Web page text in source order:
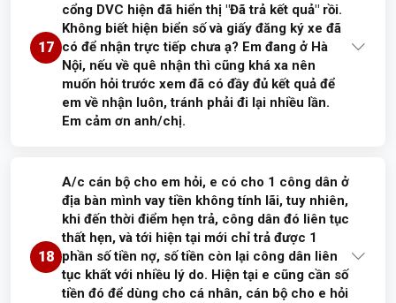
17
cổng DVC hiện đã hiển thị "Đã trả kết quả" rồi.
Không biết hiện biển số và giấy đăng ký xe đã
có để nhận trực tiếp chưa ạ? Em đang ở Hà
Nội, nếu về quê nhận thì cũng khá xa nên
muốn hỏi trước xem đã có đầy đủ kết quả để
em về nhận luôn, tránh phải đi lại nhiều lần.
Em cảm ơn anh/chị.
Theo mã hồ sơ G01.831.893-260710-00004 công dân cung
cấp thì đơn vị tiếp nhận là Công an xã Tam Hồng. Đề nghị
công dân liên hệ Công an xã Tam Hồng để được giải đáp,
hướng dẫn theo số điện thoại 02113.696.175. Xin cảm ơn!
18
A/c cán bộ cho em hỏi, e có cho 1 công dân ở
địa bàn mình vay tiền không tính lãi, tuy nhiên,
khi đến thời điểm hẹn trả, công dân đó liên tục
thất hẹn, và tới hiện tại mới chỉ trả được 1
phần số tiền nợ, số tiền còn lại công dân liên
tục khất với nhiều lý do. Hiện tại e cũng cần số
tiền đó để dùng cho cá nhân, cán bộ cho e hỏi